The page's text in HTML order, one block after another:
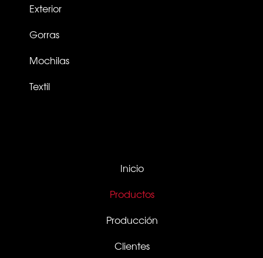
Exterior
Gorras
Mochilas
Textil
Inicio
Productos
Producción
Clientes